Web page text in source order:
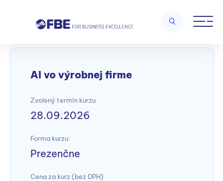
AI – Business Applications/AI vo výrobnej firme
AI vo výrobnej firme
Zvolený termín kurzu
28.09.2026
Forma kurzu:
Prezenčne
Cena za kurz (bez DPH)